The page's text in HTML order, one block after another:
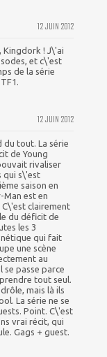
12 JUIN 2012
Kingdork ! J\'ai
et c\'est
de la série
12 JUIN 2012
du tout. La série
de Young
rivaliser
qui s\'est
saison en
est en
clairement
du déficit de
les 3
qui fait
une scène
au
passe parce
tout seul.
mais là ils
La série ne se
Point. C\'est
vrai récit, qui
Gags + guest.